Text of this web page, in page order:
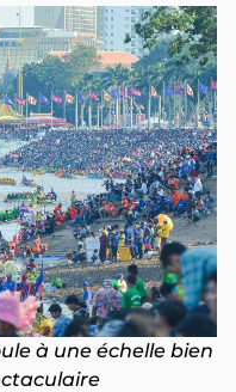
à une échelle bien